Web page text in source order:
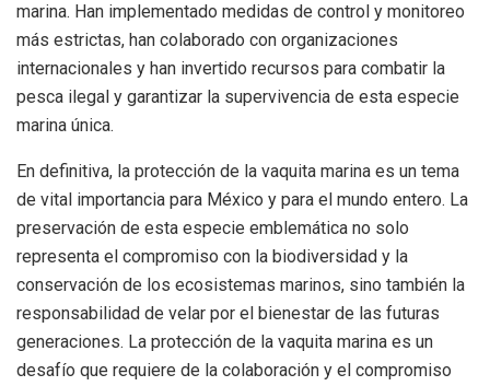
marina. Han implementado medidas de control y monitoreo
más estrictas, han colaborado con organizaciones
internacionales y han invertido recursos para combatir la
pesca ilegal y garantizar la supervivencia de esta especie
marina única.
En definitiva, la protección de la vaquita marina es un tema
de vital importancia para México y para el mundo entero. La
preservación de esta especie emblemática no solo
representa el compromiso con la biodiversidad y la
conservación de los ecosistemas marinos, sino también la
responsabilidad de velar por el bienestar de las futuras
generaciones. La protección de la vaquita marina es un
desafío que requiere de la colaboración y el compromiso